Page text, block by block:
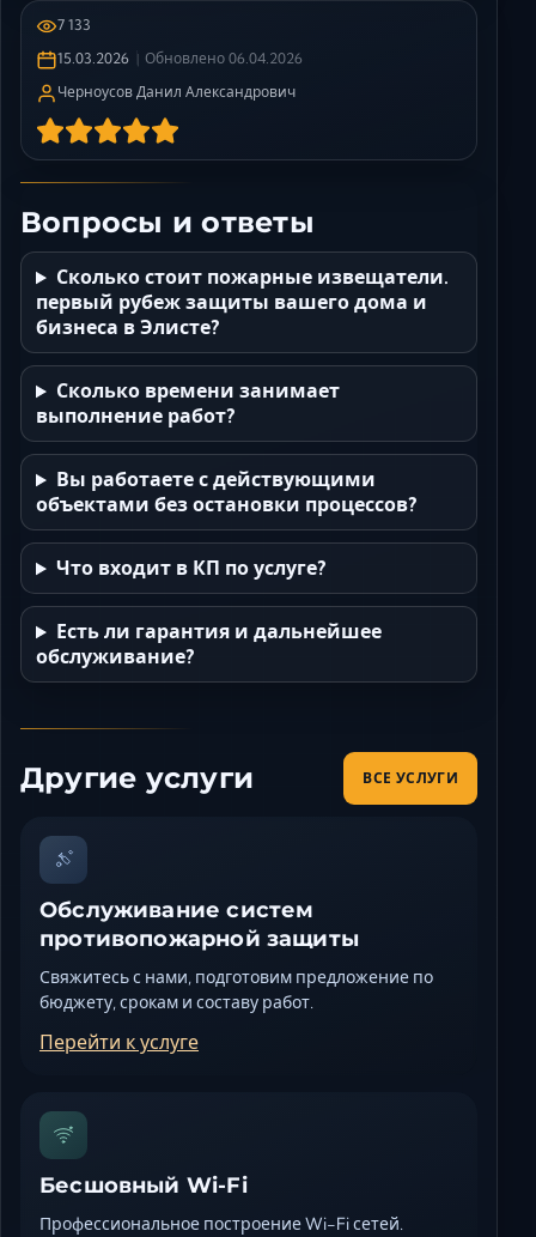
7 133
15.03.2026
Обновлено 06.04.2026
Черноусов Данил Александрович
Вопросы и ответы
Сколько стоит пожарные извещатели.
первый рубеж защиты вашего дома и
бизнеса в Элисте?
Сколько времени занимает
выполнение работ?
Вы работаете с действующими
объектами без остановки процессов?
Что входит в КП по услуге?
Есть ли гарантия и дальнейшее
обслуживание?
Другие услуги ВСЕ УСЛУГИ
Обслуживание систем
противопожарной защиты
Свяжитесь с нами, подготовим предложение по
бюджету, срокам и составу работ.
Перейти к услуге
Бесшовный Wi-Fi
Профессиональное построение Wi-Fi сетей.